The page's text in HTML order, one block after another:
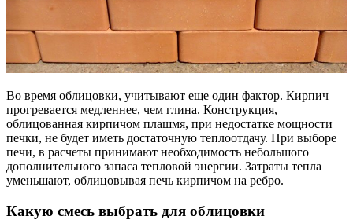
Во время облицовки, учитывают еще один фактор. Кирпич
прогревается медленнее, чем глина. Конструкция,
облицованная кирпичом плашмя, при недостатке мощности
печки, не будет иметь достаточную теплоотдачу. При выборе
печи, в расчеты принимают необходимость небольшого
дополнительного запаса тепловой энергии. Затраты тепла
уменьшают, облицовывая печь кирпичом на ребро.
Какую смесь выбрать для облицовки